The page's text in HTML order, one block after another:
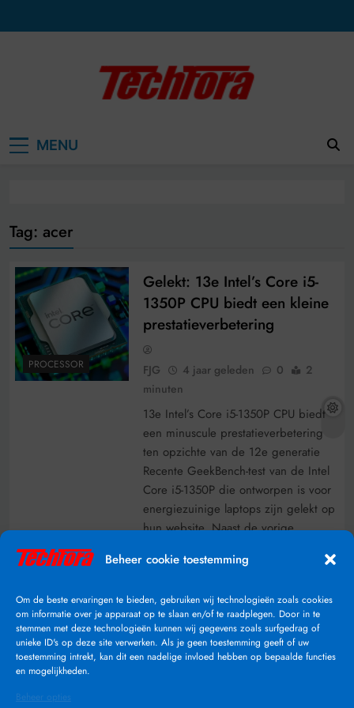
Beheer cookie toestemming
Om de beste ervaringen te bieden, gebruiken wij technologieën zoals cookies
om informatie over je apparaat op te slaan en/of te raadplegen. Door in te
stemmen met deze technologieën kunnen wij gegevens zoals surfgedrag of
unieke ID's op deze site verwerken. Als je geen toestemming geeft of uw
toestemming intrekt, kan dit een nadelige invloed hebben op bepaalde functies
en mogelijkheden.
Beheer opties
naar
MENU
Tag: acer
PROCESSOR
Gelekt: 13e Intel’s Core i5-
1350P CPU biedt een kleine
prestatieverbetering
FJG 4 jaar geleden 0
2
minuten
13e Intel’s Core i5-1350P CPU biedt
een minuscule prestatieverbetering
ten opzichte van de 12e generatie
Recente GeekBench-test van de Intel
Core i5-1350P die ontworpen is voor
energiezuinige laptops zijn gelekt op
hun website. Naast de vorige
afgelopen maand gelekt is. Zover
TravelMate P614-53” de enige…
Lees Verder